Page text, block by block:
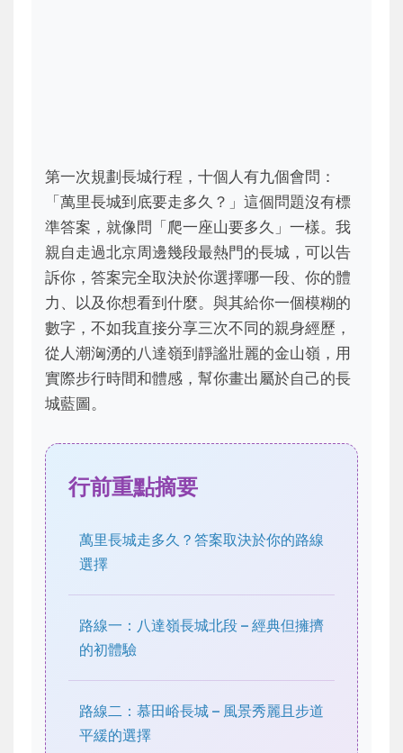
第一次規劃長城行程，十個人有九個會問：
「萬里長城到底要走多久？」這個問題沒有標
準答案，就像問「爬一座山要多久」一樣。我
親自走過北京周邊幾段最熱門的長城，可以告
訴你，答案完全取決於你選擇哪一段、你的體
力、以及你想看到什麼。與其給你一個模糊的
數字，不如我直接分享三次不同的親身經歷，
從人潮洶湧的八達嶺到靜謐壯麗的金山嶺，用
實際步行時間和體感，幫你畫出屬於自己的長
城藍圖。
行前重點摘要
萬里長城走多久？答案取決於你的路線
選擇
路線一：八達嶺長城北段 – 經典但擁擠
的初體驗
路線二：慕田峪長城 – 風景秀麗且步道
平緩的選擇